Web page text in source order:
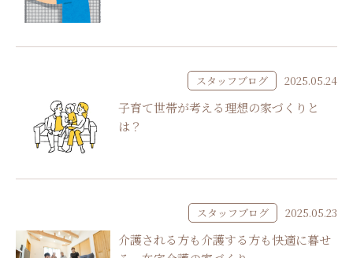
スタッフブログ 2025.05.24
子育て世帯が考える理想の家づくりと
は？
スタッフブログ 2025.05.23
介護される方も介護する方も快適に暮せ